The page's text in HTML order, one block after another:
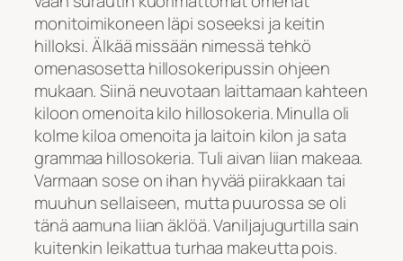
monitoimikoneen läpi soseeksi ja keitin
hilloksi. Älkää missään nimessä tehkö
omenasosetta hillosokeripussin ohjeen
mukaan. Siinä neuvotaan laittamaan kahteen
kiloon omenoita kilo hillosokeria. Minulla oli
kolme kiloa omenoita ja laitoin kilon ja sata
grammaa hillosokeria. Tuli aivan liian makeaa.
Varmaan sose on ihan hyvää piirakkaan tai
muuhun sellaiseen, mutta puurossa se oli
tänä aamuna liian äklöä. Vaniljajugurtilla sain
kuitenkin leikattua turhaa makeutta pois.